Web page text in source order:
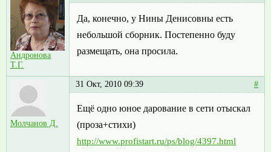
Андронова
Т.Г.
Да, конечно, у Нины Денисовны есть
небольшой сборник. Постепенно буду
размещать, она просила.
Молчанов Д.
31 Окт, 2010 09:39 #
Ещё одно юное дарование в сети отыскал
(проза+стихи)
http://www.profistart.ru/ps/blog/4397.html